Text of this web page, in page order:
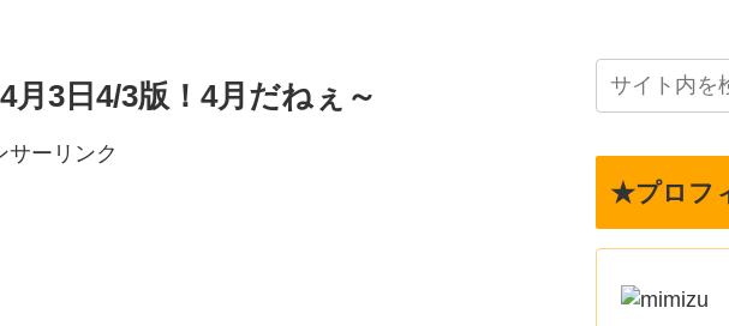
3日4/3版！4月だねぇ～
サーリンク
★プロフ